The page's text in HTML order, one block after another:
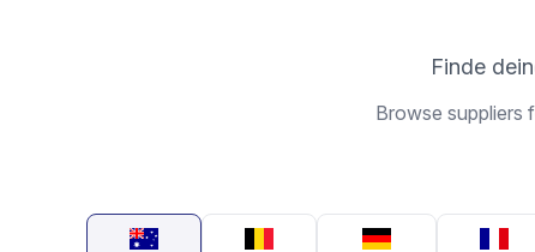
Finde
Browse suppliers